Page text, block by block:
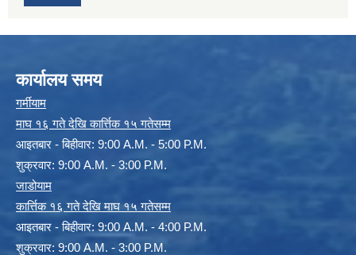
कार्यालय समय
गर्मीयाम
माघ १६ गते देखि कार्त्तिक १५ गतेसम्म
आइतबार - बिहीवार: 9:00 A.M. - 5:00 P.M.
शुक्रवार: 9:00 A.M. - 3:00 P.M.
जाडोयाम
कार्त्तिक १६ गते देखि माघ १५ गतेसम्म
आइतबार - बिहीवार: 9:00 A.M. - 4:00 P.M.
शुक्रवार: 9:00 A.M. - 3:00 P.M.